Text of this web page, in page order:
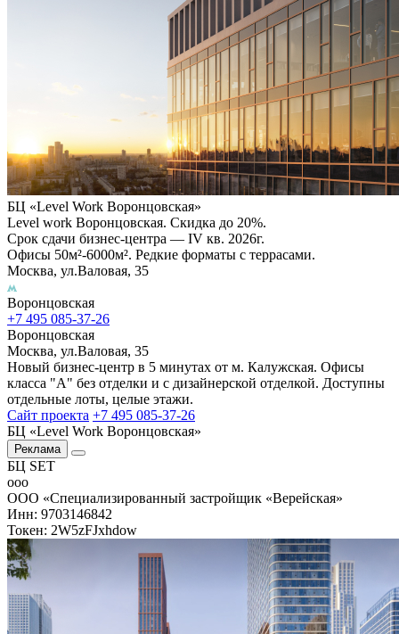
БЦ «Level Work Воронцовская»‎
Level work Воронцовская. Скидка до 20%.
Срок сдачи бизнес-центра — IV кв. 2026г.
Офисы 50м²-6000м². Редкие форматы с террасами.
Москва, ул.Валовая, 35
Воронцовская
+7 495 085-37-26
Воронцовская
Москва, ул.Валовая, 35
Новый бизнес-центр в 5 минутах от м. Калужская. Офисы
класса "А" без отделки и с дизайнерской отделкой. Доступны
отдельные лоты, целые этажи.
Сайт проекта +7 495 085-37-26
БЦ «Level Work Воронцовская»‎
Реклама
БЦ SET
ооо
ООО «Специализированный застройщик «Верейская»
Инн: 9703146842
Токен: 2W5zFJxhdow